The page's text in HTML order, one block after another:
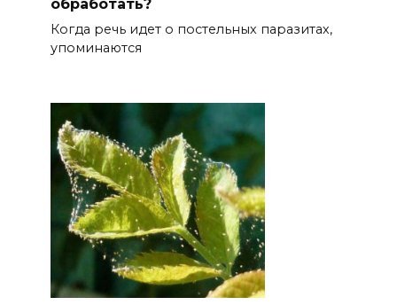
Когда речь идет о постельных паразитах,
упоминаются